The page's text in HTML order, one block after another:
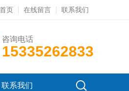
页 在线留言 联系我们
咨询电话
15335262833
联系我们